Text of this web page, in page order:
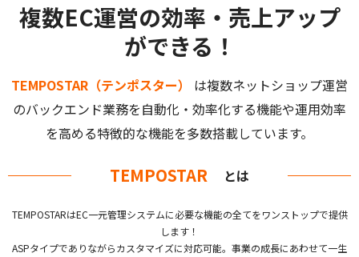
複数EC運営の効率・売上アップ
ができる！
TEMPOSTAR（テンポスター）
は複数ネットショップ運営
のバックエンド業務を自動化・効率化する機能や運用効率
を高める特徴的な機能を多数搭載しています。
TEMPOSTAR とは
TEMPOSTARはEC一元管理システムに必要な機能の全てをワンストップで提供
します！
ASPタイプでありながらカスタマイズに対応可能。事業の成長にあわせて一生